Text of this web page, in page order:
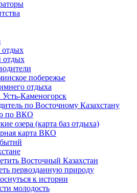
отдых
побережье
отдыха
Усть-Каменогорск
по Восточному Казахстану
по ВКО
озера (карта баз отдыха)
карта ВКО
Восточный Казахстан
первозданную природу
к истории
молодость